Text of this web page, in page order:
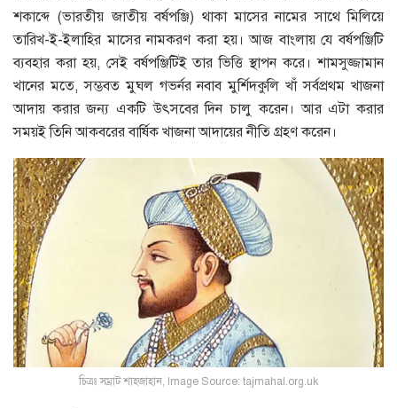
শকাব্দে (ভারতীয় জাতীয় বর্ষপঞ্জি) থাকা মাসের নামের সাথে মিলিয়ে
তারিখ-ই-ইলাহির মাসের নামকরণ করা হয়। আজ বাংলায় যে বর্ষপঞ্জিটি
ব্যবহার করা হয়, সেই বর্ষপঞ্জিটিই তার ভিত্তি স্থাপন করে। শামসুজ্জামান
খানের মতে, সম্ভবত মুঘল গভর্নর নবাব মুর্শিদকুলি খাঁ সর্বপ্রথম খাজনা
আদায় করার জন্য একটি উৎসবের দিন চালু করেন। আর এটা করার
সময়ই তিনি আকবরের বার্ষিক খাজনা আদায়ের নীতি গ্রহণ করেন।
চিত্রঃ সম্রাট শাহজাহান, Image Source: tajmahal.org.uk